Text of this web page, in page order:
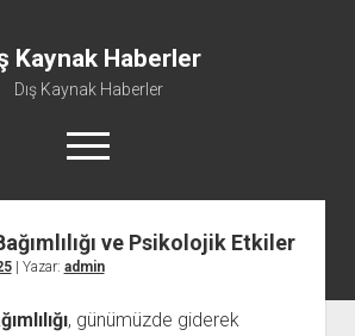
Kaynak Haberler
Dış Kaynak Haberler
menüyü
aç
Beğeni Arttırma Hilesi
Hesap Görme Uygulaması Ücretsiz
Türk Takipçi Yükleme
ve Psikolojik Etkiler
| Yazar: admin
, günümüzde giderek